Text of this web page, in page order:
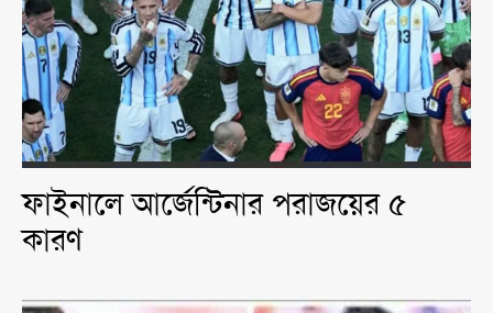
ফাইনালে আর্জেন্টিনার পরাজয়ের ৫
কারণ